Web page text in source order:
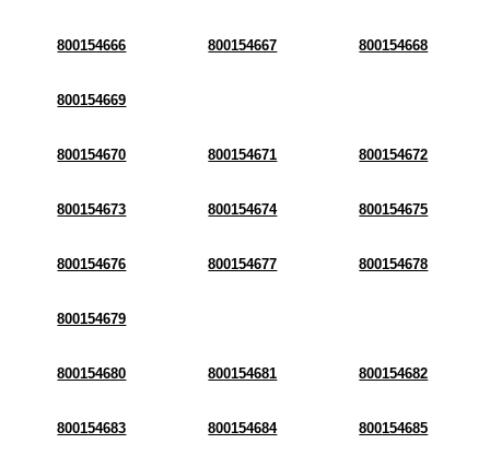
800154666 800154667 800154668
800154669
800154670 800154671 800154672
800154673 800154674 800154675
800154676 800154677 800154678
800154679
800154680 800154681 800154682
800154683 800154684 800154685